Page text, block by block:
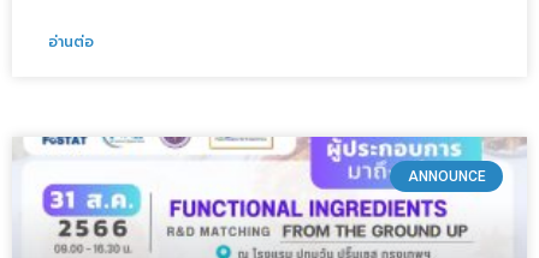
อ่านต่อ
ANNOUNCE